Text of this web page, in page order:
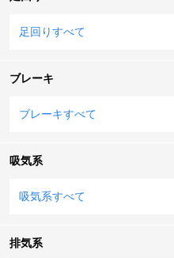
足回りすべて
ブレーキ
ブレーキすべて
吸気系
吸気系すべて
排気系